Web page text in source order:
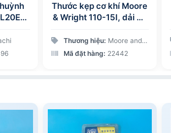
Thước kẹp cơ khí Moore
& Wright 110-15I, dải đo
chia 0.02mm/0.001in
Thương hiệu: Moore and wright
Mã đặt hàng: 22442